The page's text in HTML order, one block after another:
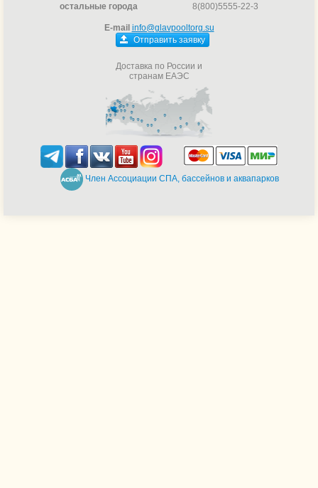
остальные города
8(800)5555-22-3
E-mail info@glavpooltorg.su
Отправить заявку
Доставка по России и
странам ЕАЭС
Член Ассоциации СПА, бассейнов и аквапарков